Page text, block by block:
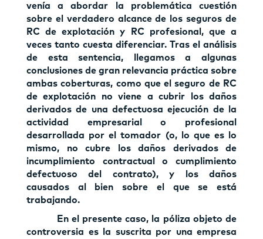
venía a abordar la problemática cuestión
sobre el verdadero alcance de los seguros de
RC de explotación y RC profesional, que a
veces tanto cuesta diferenciar. Tras el análisis
de esta sentencia, llegamos a algunas
conclusiones de gran relevancia práctica sobre
ambas coberturas, como que el seguro de RC
de explotación no viene a cubrir los daños
derivados de una defectuosa ejecución de la
actividad empresarial o profesional
desarrollada por el tomador (o, lo que es lo
mismo, no cubre los daños derivados de
incumplimiento contractual o cumplimiento
defectuoso del contrato), y los daños
causados al bien sobre el que se está
trabajando.
En el presente caso, la póliza objeto de
controversia es la suscrita por una empresa